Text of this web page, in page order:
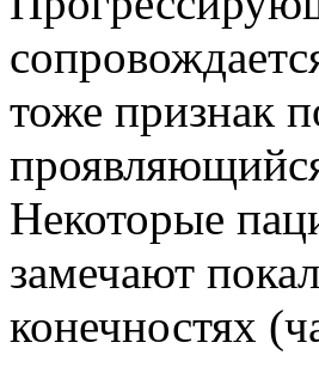
тоже признак
Некоторые
замечают
конечностях